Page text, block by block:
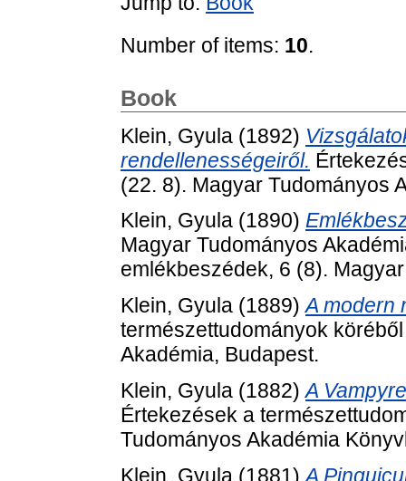
Number of items: 10.
Book
Klein, Gyula (1892)
rendellenességeiről.
(22. 8). Magyar Tudományos
Klein, Gyula (1890)
Magyar Tudományos
emlékbeszédek, 6 (8).
Klein, Gyula (1889)A modern
természettudományok
Akadémia, Budapest.
Klein, Gyula (1882)A
Értekezések a
Tudományos Akadémia
Klein, Gyula (1881)A